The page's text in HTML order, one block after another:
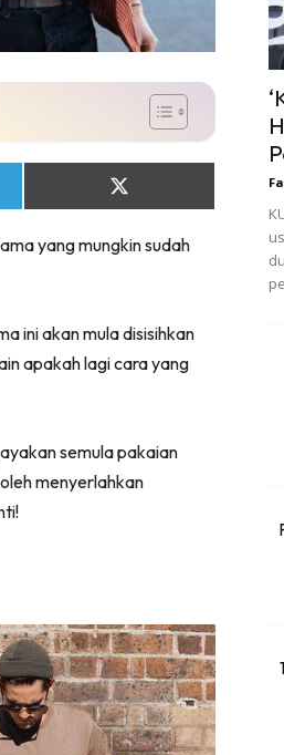
Share
on
(Twitter)
yang mungkin sudah
ini akan mula disisihkan
apakah lagi cara yang
semula pakaian
menyerlahkan